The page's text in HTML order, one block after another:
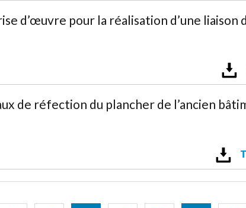
d’œuvre pour la réalisation d’une
de réfection du plancher de l’ancien